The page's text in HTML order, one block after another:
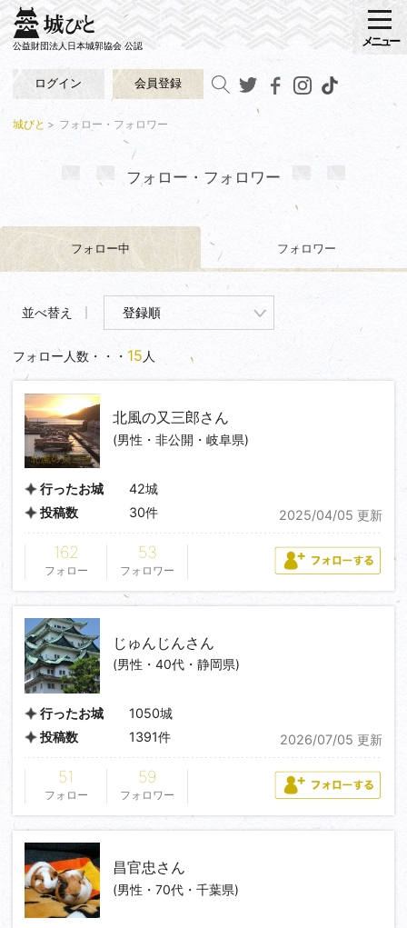
公益財団法人日本城郭協会 公認
ログイン 会員登録
メニュー
城びと フォロー・フォロワー
フォロー・フォロワー
フォロー中 フォロワー
並べ替え
フォロー人数・・・ 15人
北風の又三郎さん
(男性・非公開・岐阜県)
行ったお城 42城
投稿数 30件 2025/04/05 更新
162
フォロー
53
フォロワー
じゅんじんさん
(男性・40代・静岡県)
行ったお城 1050城
投稿数 1391件 2026/07/05 更新
51
フォロー
59
フォロワー
昌官忠 さん
(男性・70代・千葉県)